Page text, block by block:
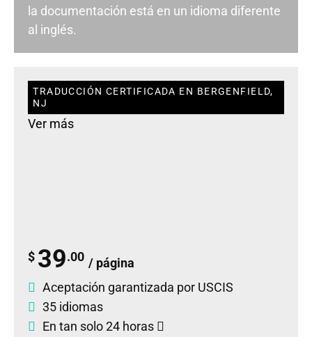
la documentación está en un idioma diferente
al inglés.
TRADUCCIÓN CERTIFICADA EN BERGENFIELD,
NJ
Ver más
$ 39.00 / página
Aceptación garantizada por USCIS
35 idiomas
En tan solo 24 horas